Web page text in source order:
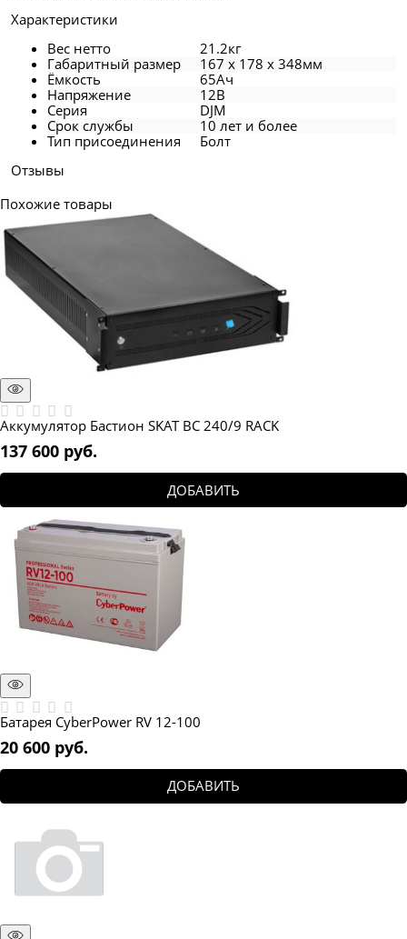
Характеристики
Вес нетто
21.2кг
Габаритный размер
167 x 178 x 348мм
Ёмкость
65Ач
Напряжение
12В
Серия
DJM
Срок службы
10 лет и более
Тип присоединения
Болт
Отзывы
Похожие товары
Аккумулятор Бастион SKAT BС 240/9 RACK
137 600 руб.
ДОБАВИТЬ
Батарея CyberPower RV 12-100
20 600 руб.
ДОБАВИТЬ